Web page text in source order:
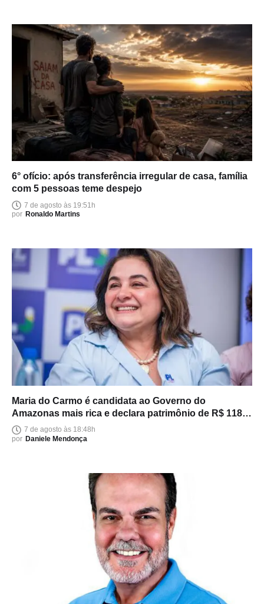
6° ofício: após transferência irregular de casa, família
com 5 pessoas teme despejo
7 de agosto às 19:51h
por Ronaldo Martins
Maria do Carmo é candidata ao Governo do
Amazonas mais rica e declara patrimônio de R$ 118
milhões
7 de agosto às 18:48h
por Daniele Mendonça